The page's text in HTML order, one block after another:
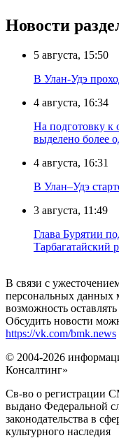
Новости
5 августа, 15:50
В Улан-Удэ
4 августа, 16:34
На подготовку к
выделено более
4 августа, 16:31
В Улан–Удэ
3 августа, 11:49
Глава Бурятии
Тарбагатайский
В связи с
персональных
возможность
Обсудить новости
https://vk.com/bmk.news
© 2004-2026
Консалтинг»
Св-во о регистрации
выдано Федеральной
законодательства в
культурного наследия